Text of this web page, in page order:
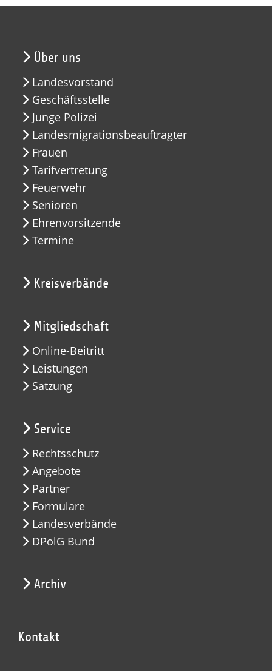
Über uns
Landesvorstand
Geschäftsstelle
Junge Polizei
Landesmigrationsbeauftragter
Frauen
Tarifvertretung
Feuerwehr
Senioren
Ehrenvorsitzende
Termine
Kreisverbände
Mitgliedschaft
Online-Beitritt
Leistungen
Satzung
Service
Rechtsschutz
Angebote
Partner
Formulare
Landesverbände
DPolG Bund
Archiv
Kontakt